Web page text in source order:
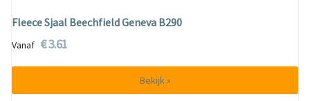
Fleece Sjaal Beechfield Geneva B290
Vanaf € 3.61
Bekijk »